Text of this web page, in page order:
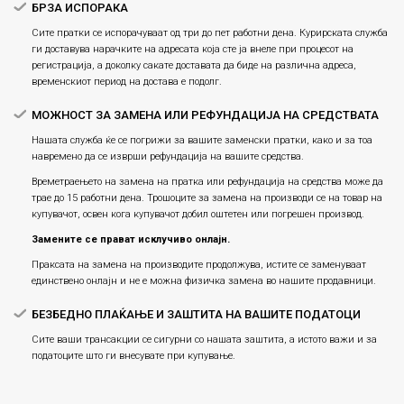
БРЗА ИСПОРАКА
Сите пратки се испорачуваат од три до пет работни дена. Курирската служба
ги доставува нарачките на адресата која сте ја внеле при процесот на
регистрација, а доколку сакате доставата да биде на различна адреса,
временскиот период на достава е подолг.
МОЖНОСТ ЗА ЗАМЕНА ИЛИ РЕФУНДАЦИЈА НА СРЕДСТВАТА
Нашата служба ќе се погрижи за вашите заменски пратки, како и за тоа
навремено да се изврши рефундација на вашите средства.
Времетраењето на замена на пратка или рефундацијa на средства може да
трае до 15 работни дена. Трошоците за замена на производи се на товар на
купувачот, освен кога купувачот добил оштетен или погрешен производ.
Замените се прават исклучиво онлајн.
Праксата на замена на производите продолжува, истите се заменуваат
единствено онлајн и не е можна физичка замена во нашите продавници.
БЕЗБЕДНО ПЛАЌАЊЕ И ЗАШТИТА НА ВАШИТЕ ПОДАТОЦИ
Сите ваши трансакции се сигурни со нашата заштита, а истото важи и за
податоците што ги внесувате при купување.